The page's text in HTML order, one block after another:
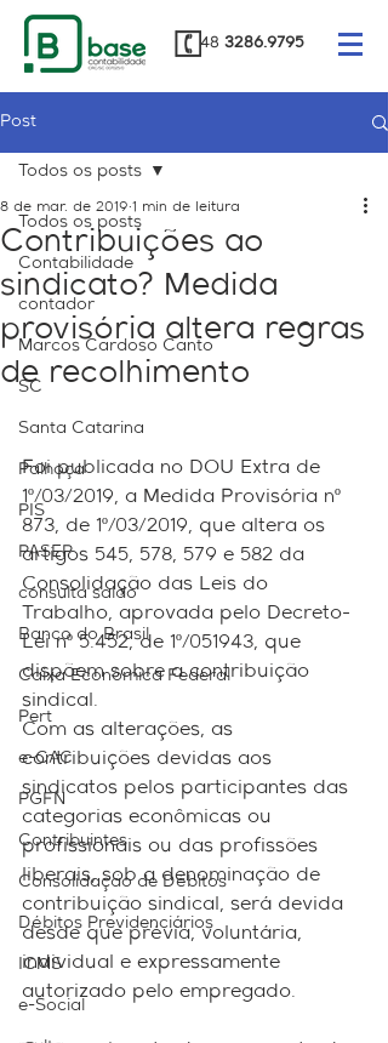
48 3286.9795
Post
Todos os posts
Contabilidade
contador
Marcos Cardoso Canto
SC
Santa Catarina
Palhoça
PIS
PASEP
consulta saldo
Banco do Brasil
Caixa Econômica Federal
Pert
e-CAC
PGFN
Contribuintes
Consolidação de Débitos
Débitos Previdenciários
ICMS
e-Social
Todos os posts
Contribuições ao
sindicato? Medida
provisória altera regras
de recolhimento
8 de mar. de 2019 1 min de leitura
Foi publicada no DOU Extra de
1º/03/2019, a Medida Provisória nº
873, de 1º/03/2019, que altera os
artigos 545, 578, 579 e 582 da
Consolidação das Leis do
Trabalho, aprovada pelo Decreto-
Lei nº 5.452, de 1º/051943, que
dispõem sobre a contribuição
sindical.
Com as alterações, as
contribuições devidas aos
sindicatos pelos participantes das
categorias econômicas ou
profissionais ou das profissões
liberais, sob a denominação de
contribuição sindical, será devida
desde que prévia, voluntária,
individual e expressamente
autorizado pelo empregado.